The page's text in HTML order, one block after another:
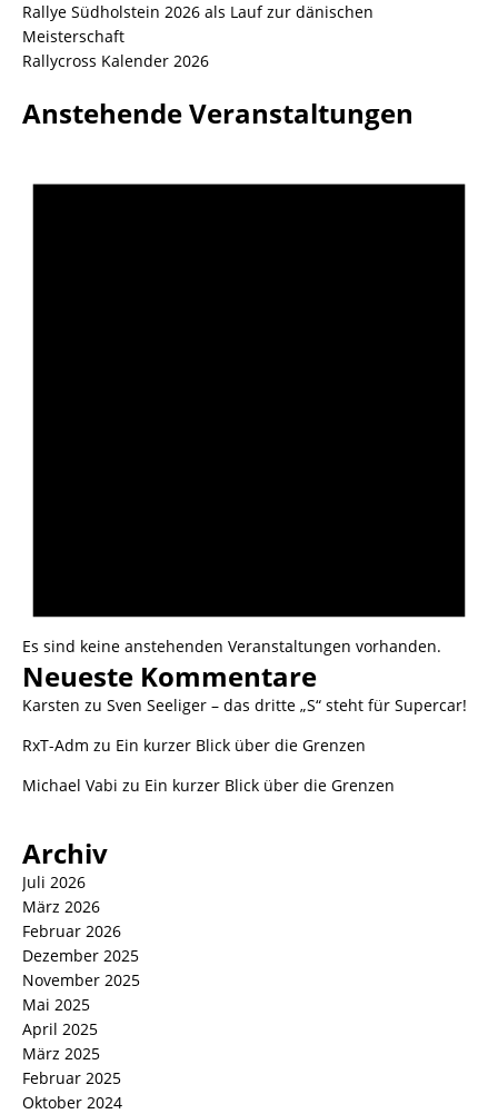
Rallye Südholstein 2026 als Lauf zur dänischen
Meisterschaft
Rallycross Kalender 2026
Anstehende Veranstaltungen
Es sind keine anstehenden Veranstaltungen vorhanden.
Neueste Kommentare
Karsten zu Sven Seeliger – das dritte „S“ steht für Supercar!
RxT-Adm zu Ein kurzer Blick über die Grenzen
Michael Vabi zu Ein kurzer Blick über die Grenzen
Archiv
Juli 2026
März 2026
Februar 2026
Dezember 2025
November 2025
Mai 2025
April 2025
März 2025
Februar 2025
Oktober 2024